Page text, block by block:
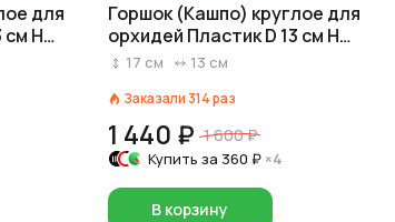
для
H
Горшок (Кашпо) круглое для
орхидей Пластик D 13 см H
16,5 см Бордовый
17 см 13 см
Заказали 314раз
1 440 ₽ 1 600 ₽
Купить за 360 ₽ ×4
В корзину